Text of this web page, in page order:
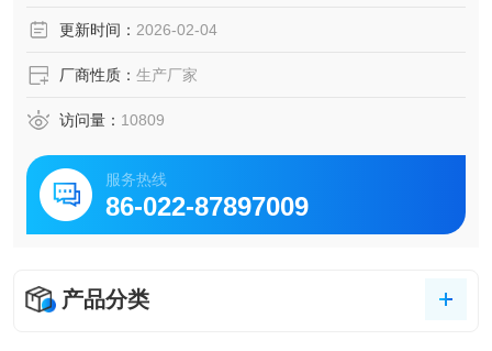
更新时间： 2026-02-04
厂商性质： 生产厂家
访问量： 10809
服务热线
86-022-87897009
产品分类